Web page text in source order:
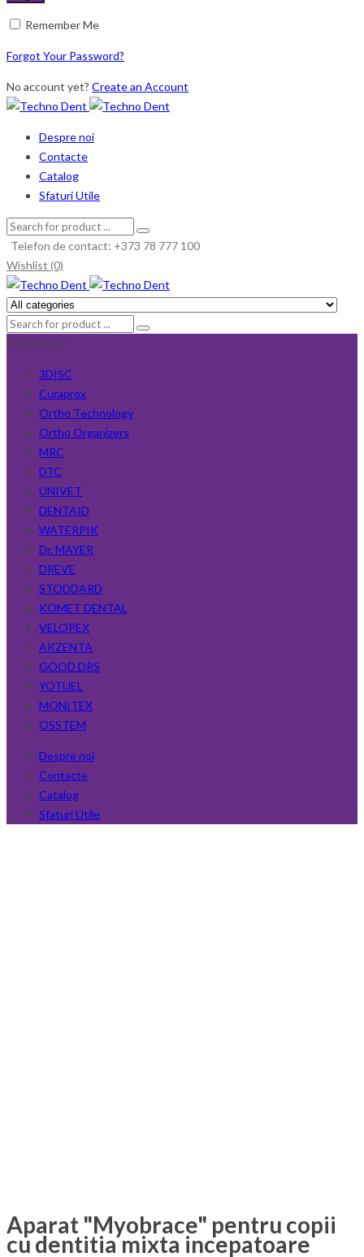
Remember Me
Forgot Your Password?
No account yet? Create an Account
Despre noi
Contacte
Catalog
Sfaturi Utile
Telefon de contact: +373 78 777 100
Wishlist (0)
Producători
3DISC
Curaprox
Ortho Technology
Ortho Organizers
MRC
DTC
UNIVET
DENTAID
WATERPIK
Dr. MAYER
DREVE
STODDARD
KOMET DENTAL
VELOPEX
AKZENTA
GOOD DRS
YOTUEL
MONITEX
OSSTEM
Despre noi
Contacte
Catalog
Sfaturi Utile
Aparat "Myobrace" pentru copii
cu dentitia mixta incepatoare